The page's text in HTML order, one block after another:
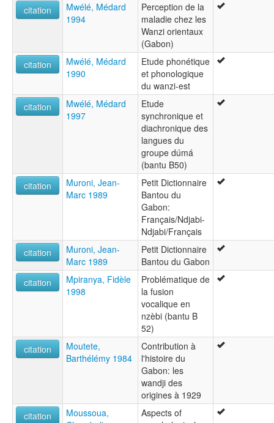
citation
Mwélé, Médard
1994
Perception de la
maladie chez les
Wanzi orientaux
(Gabon)
citation
Mwélé, Médard
1990
Etude phonétique
et phonologique
du wanzi-est
citation
Mwélé, Médard
1997
Etude
synchronique et
diachronique des
langues du
groupe dúmá
(bantu B50)
citation
Muroni, Jean-
Marc 1989
Petit Dictionnaire
Bantou du
Gabon:
Français/Ndjabi-
Ndjabi/Français
citation
Muroni, Jean-
Marc 1989
Petit Dictionnaire
Bantou du Gabon
citation
Mpiranya, Fidèle
1998
Problématique de
la fusion
vocalique en
nzèbi (bantu B
52)
citation
Moutete,
Barthélémy 1984
Contribution à
l'histoire du
Gabon: les
wandji des
origines à 1929
citation
Moussoua,
Aspects of